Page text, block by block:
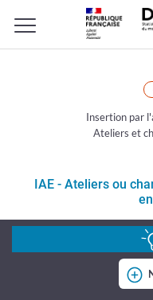
Insertion par
Ateliers et
IAE - Ateliers ou